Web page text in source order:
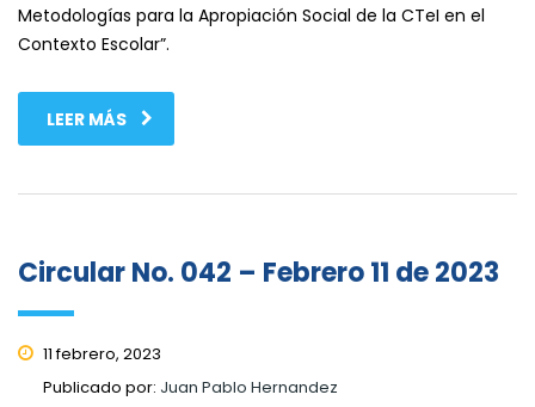
Metodologías para la Apropiación Social de la CTeI en el
Contexto Escolar”.
LEER MÁS
Circular No. 042 – Febrero 11 de 2023
11 febrero, 2023
Publicado por: Juan Pablo Hernandez